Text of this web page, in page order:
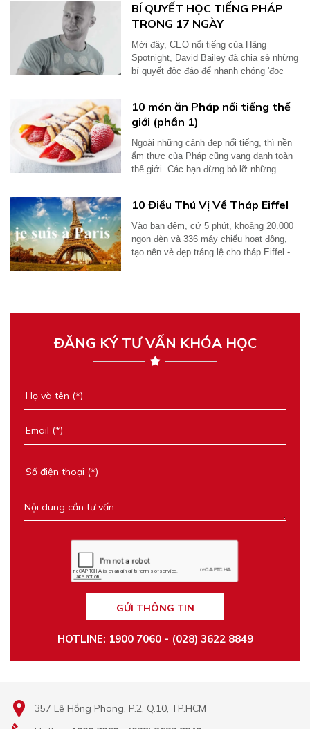
BÍ QUYẾT HỌC TIẾNG PHÁP
TRONG 17 NGÀY
Mới đây, CEO nổi tiếng của Hãng
Spotnight, David Bailey đã chia sẻ những
bí quyết độc đáo để nhanh chóng 'đọc
10 món ăn Pháp nổi tiếng thế
giới (phần 1)
Ngoài những cảnh đẹp nổi tiếng, thì nền
ẩm thực của Pháp cũng vang danh toàn
thế giới. Các bạn đừng bỏ lỡ những
10 Điều Thú Vị Về Tháp Eiffel
Vào ban đêm, cứ 5 phút, khoảng 20.000
ngọn đèn và 336 máy chiếu hoạt động,
tạo nên vẻ đẹp tráng lệ cho tháp Eiffel -...
ĐĂNG KÝ TƯ VẤN KHÓA HỌC
GỬI THÔNG TIN
HOTLINE: 1900 7060 - (028) 3622 8849
357 Lê Hồng Phong, P.2, Q.10, TP.HCM